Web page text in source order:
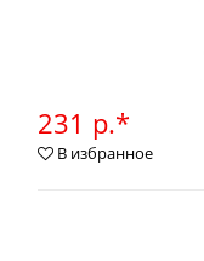
231 р.*
В избранное